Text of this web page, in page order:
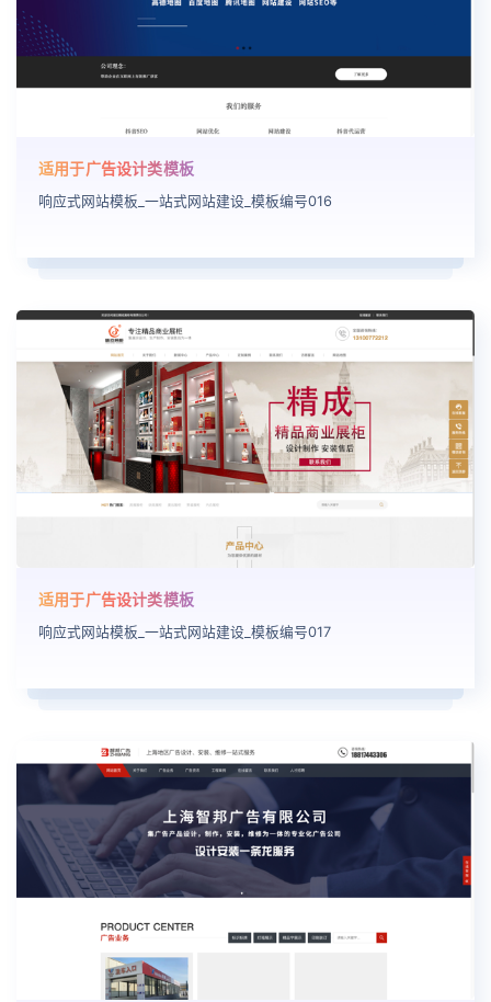
适用于广告设计类模板
响应式网站模板_一站式网站建设_模板编号016
适用于广告设计类模板
响应式网站模板_一站式网站建设_模板编号017